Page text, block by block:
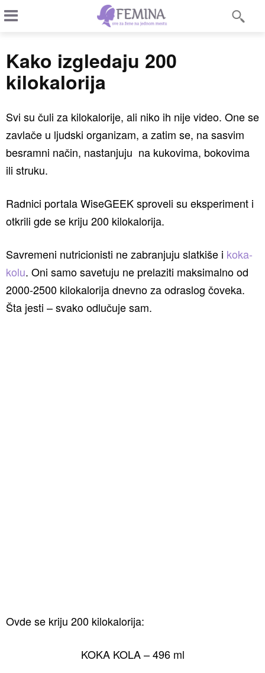
Kako izgledaju 200
kilokalorija
Svi su čuli za kilokalorije, ali niko ih nije video. One se
zavlače u ljudski organizam, a zatim se, na sasvim
besramni način, nastanjuju na kukovima, bokovima
ili struku.
Radnici portala WiseGEEK sproveli su eksperiment i
otkrili gde se kriju 200 kilokalorija.
Savremeni nutricionisti ne zabranjuju slatkiše i koka-
kolu. Oni samo savetuju ne prelaziti maksimalno od
2000-2500 kilokalorija dnevno za odraslog čoveka.
Šta jesti – svako odlučuje sam.
Ovde se kriju 200 kilokalorija:
KOKA KOLA – 496 ml